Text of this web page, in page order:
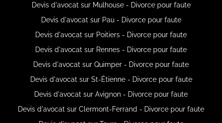
Devis d'avocat sur Mulhouse - Divorce pour faute
Devis d'avocat sur Pau - Divorce pour faute
Devis d'avocat sur Poitiers - Divorce pour faute
Devis d'avocat sur Rennes - Divorce pour faute
Devis d'avocat sur Quimper - Divorce pour faute
Devis d'avocat sur St-Étienne - Divorce pour faute
Devis d'avocat sur Avignon - Divorce pour faute
Devis d'avocat sur Clermont-Ferrand - Divorce pour faute